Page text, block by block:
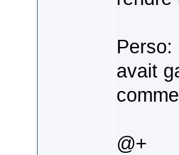
Perso:
avait
@+